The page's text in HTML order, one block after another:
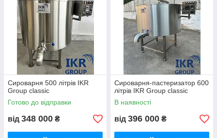
Сироварня 500 літрів IKR
Group classic
Готово до відправки
від 348 000 ₴
Сироварня-пастеризатор 600
літрів IKR Group classic
В наявності
від 396 000 ₴